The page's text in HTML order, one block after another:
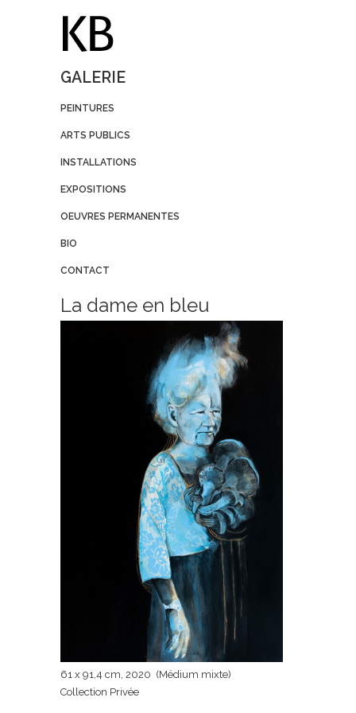
GALERIE
PEINTURES
ARTS PUBLICS
INSTALLATIONS
EXPOSITIONS
OEUVRES PERMANENTES
BIO
CONTACT
La dame en bleu
61 x 91,4 cm, 2020 (Médium mixte)
Collection Privée